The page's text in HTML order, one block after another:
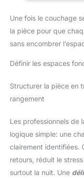
valeurs : Pratique,
change. C'est pour
chaque jour, Tinéo
l'évolution du mode de
mais aussi aux besoins
rassuré et avoir des
meilleur rapport qualité/
basée à Angers
lorsque notre bébé
traitement
hygiéniques à
offre un amorti
Dimensions Ce
notre bébé. Ce
adapté à une
lit. Ce matelas a
Une fois le couchage
la pièce pour que
sans encombrer
Définir les espaces
Structurer la pièce en
rangement
Les professionnels de
logique simple: une
clairement identifiées.
retours, réduit le
surtout la nuit. Une